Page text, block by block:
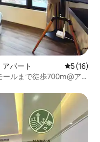
パート レビュー
5 (16)
ールまで徒歩700m@ア